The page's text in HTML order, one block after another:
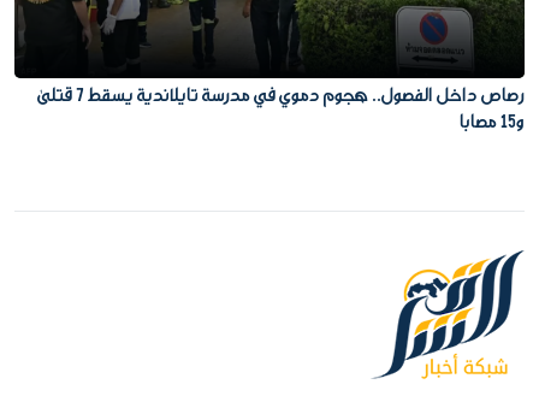
رصاص داخل الفصول.. هجوم دموي في مدرسة تايلاندية يسقط 7 قتلى
و15 مصابا